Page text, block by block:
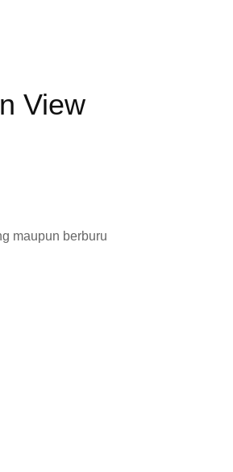
View
maupun berburu